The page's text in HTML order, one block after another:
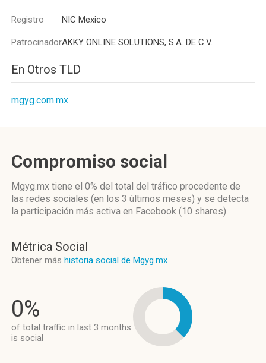
Registro NIC Mexico
PatrocinadorAKKY ONLINE SOLUTIONS, S.A. DE C.V.
En Otros TLD
mgyg.com.mx
Compromiso social
Mgyg.mx tiene el 0% del total del tráfico procedente de
las redes sociales (en los 3 últimos meses) y se detecta
la participación más activa en Facebook (10 shares)
Métrica Social
Obtener más historia social de Mgyg.mx
0%
of total traffic in last 3 months
is social